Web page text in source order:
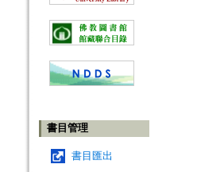
書目管理
書目匯出